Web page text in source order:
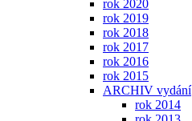
rok 2020
rok 2019
rok 2018
rok 2017
rok 2016
rok 2015
ARCHIV vydání
rok 2014